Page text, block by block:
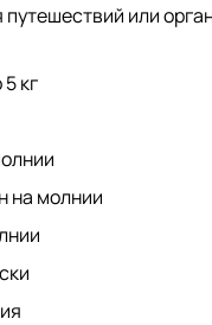
или
кг
на молнии